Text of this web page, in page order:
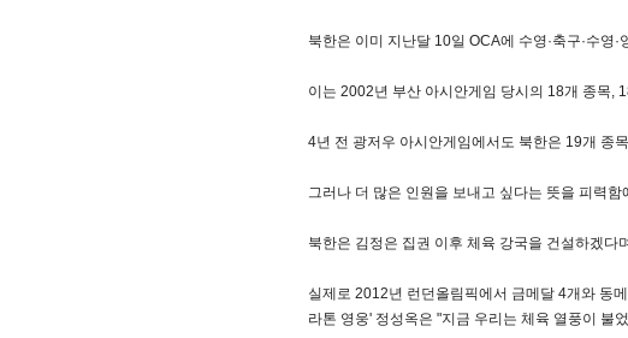
북한은 이미 지난달 10일 OCA에 수영·축구·수
이는 2002년 부산 아시안게임 당시의 18개 종목,
4년 전 광저우 아시안게임에서도 북한은 19개 종
그러나 더 많은 인원을 보내고 싶다는 뜻을 피력
북한은 김정은 집권 이후 체육 강국을 건설하겠다
실제로 2012년 런던올림픽에서 금메달 4개와 동
라톤 영웅' 정성옥은 "지금 우리는 체육 열풍이 불